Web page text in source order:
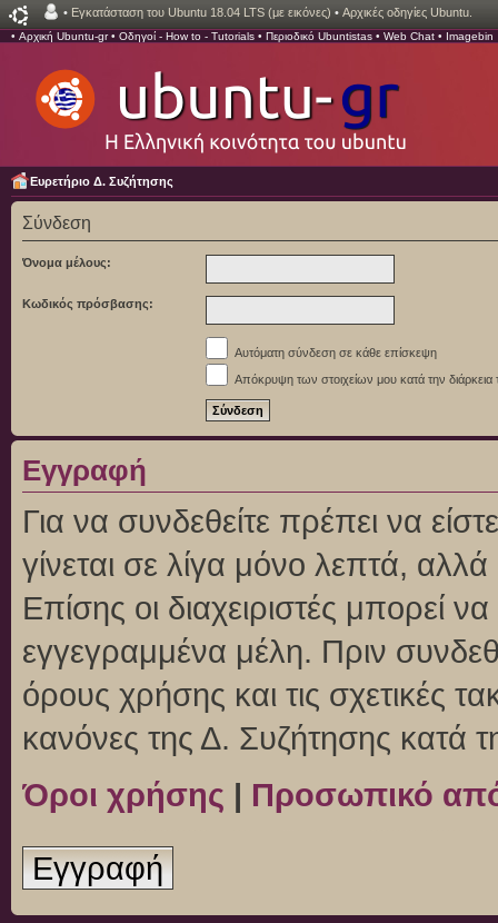
• Εγκατάσταση του Ubuntu 18.04 LTS (με εικόνες) • Αρχικές οδηγίες Ubuntu.
• Αρχική Ubuntu-gr• Οδηγοί - How to - Tutorials • Περιοδικό Ubuntistas • Web Chat • Imagebin
Ευρετήριο Δ. Συζήτησης
Σύνδεση
Όνομα μέλους:
Κωδικός πρόσβασης:
Αυτόματη σύνδεση σε κάθε επίσκεψη
Απόκρυψη των στοιχείων μου κατά την διάρκεια
Εγγραφή
Για να συνδεθείτε πρέπει να
γίνεται σε λίγα μόνο λεπτά,
Επίσης οι διαχειριστές μπορεί
εγγεγραμμένα μέλη. Πριν
όρους χρήσης και τις σχετικές
κανόνες της Δ. Συζήτησης κατά
Όροι χρήσης | Προσωπικό
Εγγραφή